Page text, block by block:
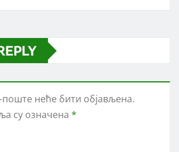
неће бити објављена.
су означена *